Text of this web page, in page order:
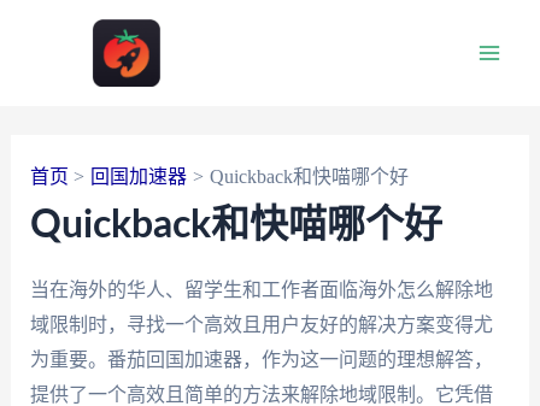
首页 回国加速器 Quickback和快喵哪个好
Quickback和快喵哪个好
当在海外的华人、留学生和工作者面临海外怎么解除地
域限制时，寻找一个高效且用户友好的解决方案变得尤
为重要。番茄回国加速器，作为这一问题的理想解答，
提供了一个高效且简单的方法来解除地域限制。它凭借